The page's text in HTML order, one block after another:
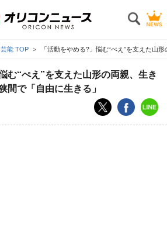
芸能 TOP 「活動をやめる?」悩む“ぺえ”を支えた山
む“ぺえ”を支えた山形の両親、生き
間で「自由に生きる」